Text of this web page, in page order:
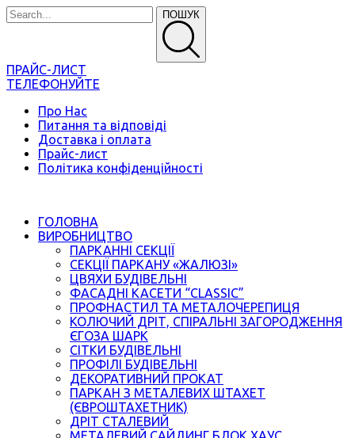
ПОШУК
ПРАЙС-ЛИСТ
ТЕЛЕФОНУЙТЕ
Про Нас
Питання та відповіді
Доставка і оплата
Прайс-лист
Політика конфіденційності
ГОЛОВНА
ВИРОБНИЦТВО
ПАРКАННІ СЕКЦІЇ
СЕКЦІЇ ПАРКАНУ «ЖАЛЮЗІ»
ЦВЯХИ БУДІВЕЛЬНІ
ФАСАДНІ КАСЕТИ “CLASSIC”
ПРОФНАСТИЛ ТА МЕТАЛОЧЕРЕПИЦЯ
КОЛЮЧИЙ ДРІТ, СПІРАЛЬНІ ЗАГОРОДЖЕННЯ
ЄГОЗА ШАРК
СІТКИ БУДІВЕЛЬНІ
ПРОФІЛІ БУДІВЕЛЬНІ
ДЕКОРАТИВНИЙ ПРОКАТ
ПАРКАН З МЕТАЛЕВИХ ШТАХЕТ
(ЄВРОШТАХЕТНИК)
ДРІТ СТАЛЕВИЙ